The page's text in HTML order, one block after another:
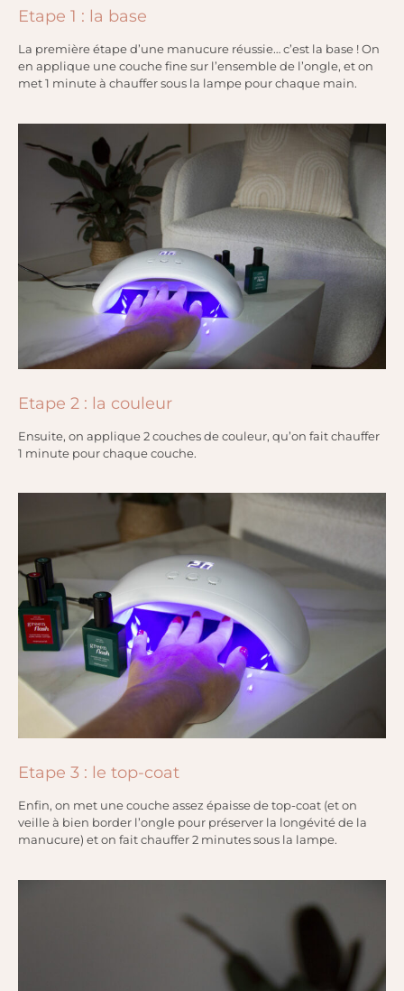
Etape 1 : la base
La première étape d’une manucure réussie… c’est la base ! On
en applique une couche fine sur l’ensemble de l’ongle, et on
met 1 minute à chauffer sous la lampe pour chaque main.
Etape 2 : la couleur
Ensuite, on applique 2 couches de couleur, qu’on fait chauffer
1 minute pour chaque couche.
Etape 3 : le top-coat
Enfin, on met une couche assez épaisse de top-coat (et on
veille à bien border l’ongle pour préserver la longévité de la
manucure) et on fait chauffer 2 minutes sous la lampe.